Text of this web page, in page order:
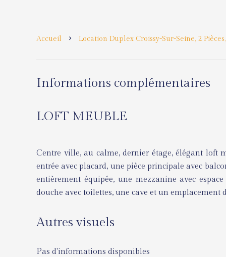
Accueil Location Duplex Croissy-Sur-Seine, 2
Informations complémentaires
LOFT MEUBLE
Centre ville, au calme, dernier étage, élégant loft
entrée avec placard, une pièce principale avec
entièrement équipée, une mezzanine avec
douche avec toilettes, une cave et un
Autres visuels
Pas d'informations disponibles